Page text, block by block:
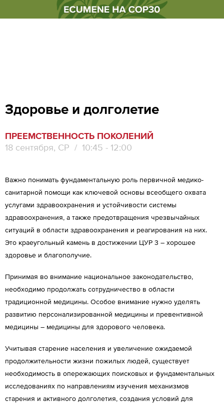
Здоровье и долголетие
ПРЕЕМСТВЕННОСТЬ ПОКОЛЕНИЙ
18 сентября, СР / 10:45 - 12:00
Важно понимать фундаментальную роль первичной медико-
санитарной помощи как ключевой основы всеобщего охвата
услугами здравоохранения и устойчивости системы
здравоохранения, а также предотвращения чрезвычайных
ситуаций в области здравоохранения и реагирования на них.
Это краеугольный камень в достижении ЦУР 3 – хорошее
здоровье и благополучие.
Принимая во внимание национальное законодательство,
необходимо продолжать сотрудничество в области
традиционной медицины. Особое внимание нужно уделять
развитию персонализированной медицины и превентивной
медицины – медицины для здорового человека.
Учитывая старение населения и увеличение ожидаемой
продолжительности жизни пожилых людей, существует
необходимость в опережающих поисковых и фундаментальных
исследованиях по направлениям изучения механизмов
старения и активного долголетия, создания условий для